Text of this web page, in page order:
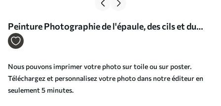
Peinture Photographie de l'épaule, des cils et du
flash Art. s34717
Nous pouvons imprimer votre photo sur toile ou sur poster.
Téléchargez et personnalisez votre photo dans notre éditeur en
seulement 5 minutes.